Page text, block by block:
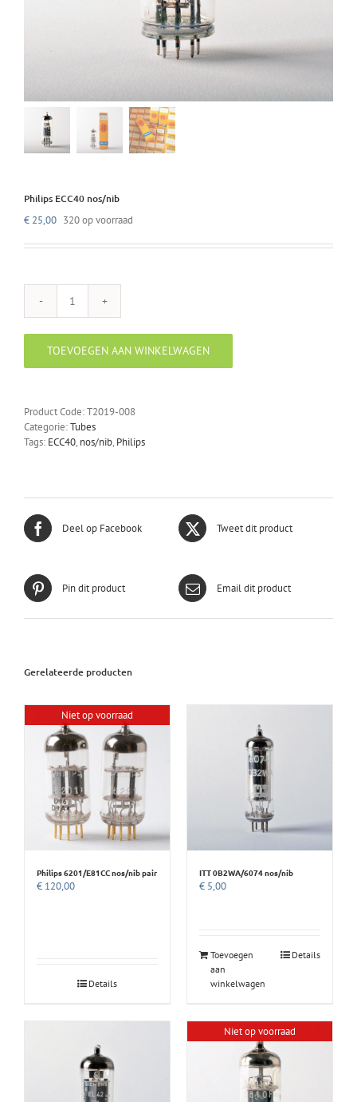
Philips ECC40 nos/nib
€ 25,00 320 op voorraad
Philips
nos/nib
aantal
TOEVOEGEN AAN WINKELWAGEN
Product Code:T2019-008
Categorie:Tubes
Tags: ECC40, nos/nib, Philips
Deel op Facebook Tweet dit product
Pin dit product Email dit product
Gerelateerde producten
Niet op voorraad
Philips 6201/E81CC nos/nib pair
€ 120,00
Details
ITT 0B2WA/6074 nos/nib
€ 5,00
Toevoegen
aan
winkelwagen
Details
Niet op voorraad